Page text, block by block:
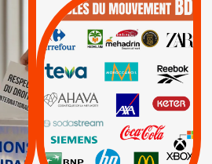
QUE BOYCOTTER ?
BOYCOTT /
AXA BNP | CAF |
Carrefour | HP |
Keter |
Livres et brochures |
Mehadrin | PUMA